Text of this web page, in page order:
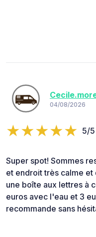
04/08/2026
5/5
Super spot! Sommes
et endroit très calme et
une boîte aux lettres à
euros avec l'eau et 3
recommande sans